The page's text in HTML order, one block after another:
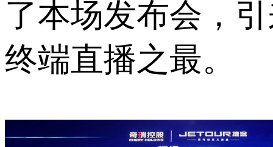
了本场发布会，
终端直播之最。